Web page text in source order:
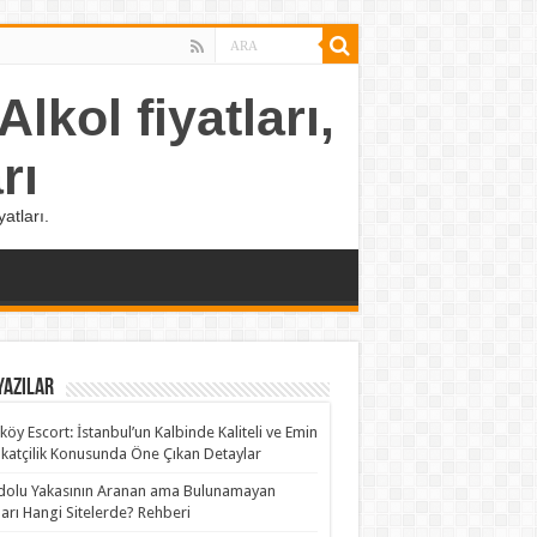
fiyatları,
Escort: İstanbul’un Kalbinde Kaliteli ve Emin
Konusunda Öne Çıkan Detaylar
Yakasının Aranan ama Bulunamayan
Hangi Sitelerde? Rehberi